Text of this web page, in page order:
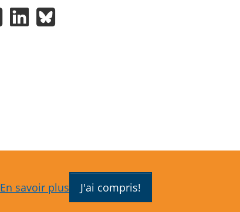
En savoir plus J'ai compris!
Facebook
LinkedInBluesky